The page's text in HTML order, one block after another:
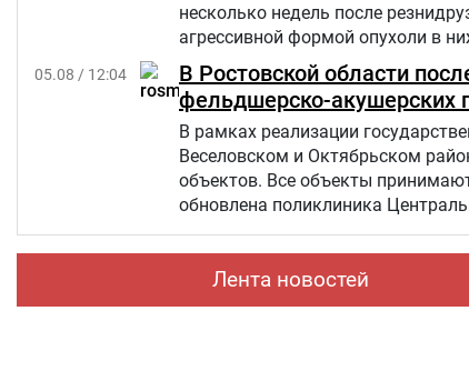
несколько недель после
агрессивной формой опухоли в
но позже произошел рецидив
«Шевет-ахим» («Кровные братья).
05.08 / 12:04
В Ростовской области
фельдшерско-акушерских
В рамках реализации
Веселовском и Октябрьском
объектов. Все объекты
обновлена поликлиника
Лента новостей